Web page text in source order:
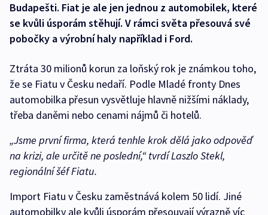
Budapešti. Fiat je ale jen jednou z automobilek, které
se kvůli úsporám stěhují. V rámci světa přesouvá své
pobočky a výrobní haly například i Ford.
Ztráta 30 milionů korun za loňský rok je známkou toho,
že se Fiatu v Česku nedaří. Podle Mladé fronty Dnes
automobilka přesun vysvětluje hlavně nižšími náklady,
třeba daněmi nebo cenami nájmů či hotelů.
„Jsme první firma, která tenhle krok dělá jako odpověď
na krizi, ale určitě ne poslední,“tvrdí Laszlo Stekl,
regionální šéf Fiatu.
Import Fiatu v Česku zaměstnává kolem 50 lidí. Jiné
automobilky ale kvůli úsporám přesouvají výrazně víc